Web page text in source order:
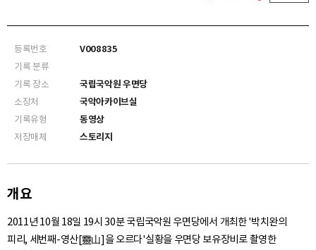
등록번호
V008835
기록 분류
기록 장소
국립국악원 우면당
소장처
국악아카이브실
기록유형
동영상
저장매체
스토리지
개요
2011년 10월 18일 19시 30분 국립국악원 우면당에서 개최한 '박치완의
피리, 세번째-영산[靈山]을 오르다'실황을 우면당 보유장비로 촬영한